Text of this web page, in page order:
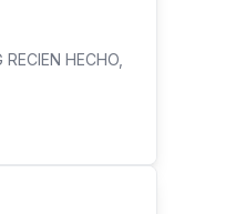
HECHO,